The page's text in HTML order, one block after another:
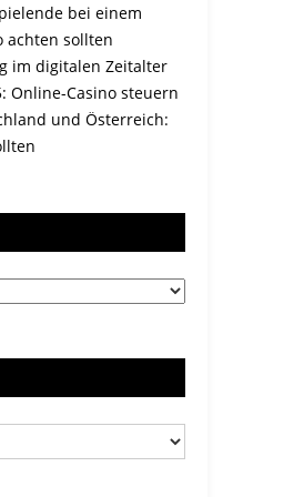
bei einem
achten sollten
im digitalen Zeitalter
Online-Casino steuern
und Österreich: